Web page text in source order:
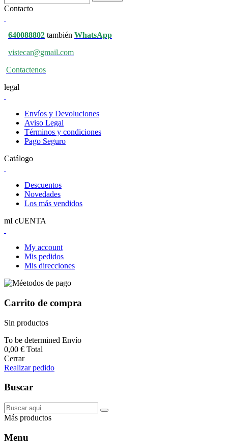
Contacto
640088802 también WhatsApp
vistecar@gmail.com
Contactenos
legal
Envíos y Devoluciones
Aviso Legal
Términos y condiciones
Pago Seguro
Catálogo
Descuentos
Novedades
Los más vendidos
mI cUENTA
My account
Mis pedidos
Mis direcciones
Carrito de compra
Sin productos
To be determined Envío
0,00 € Total
Cerrar
Realizar pedido
Buscar
Más productos
Menu